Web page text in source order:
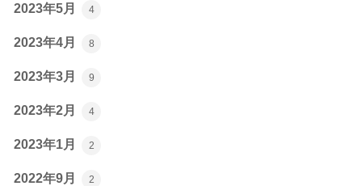
2023年5月 4
2023年4月 8
2023年3月 9
2023年2月 4
2023年1月 2
2022年9月 2